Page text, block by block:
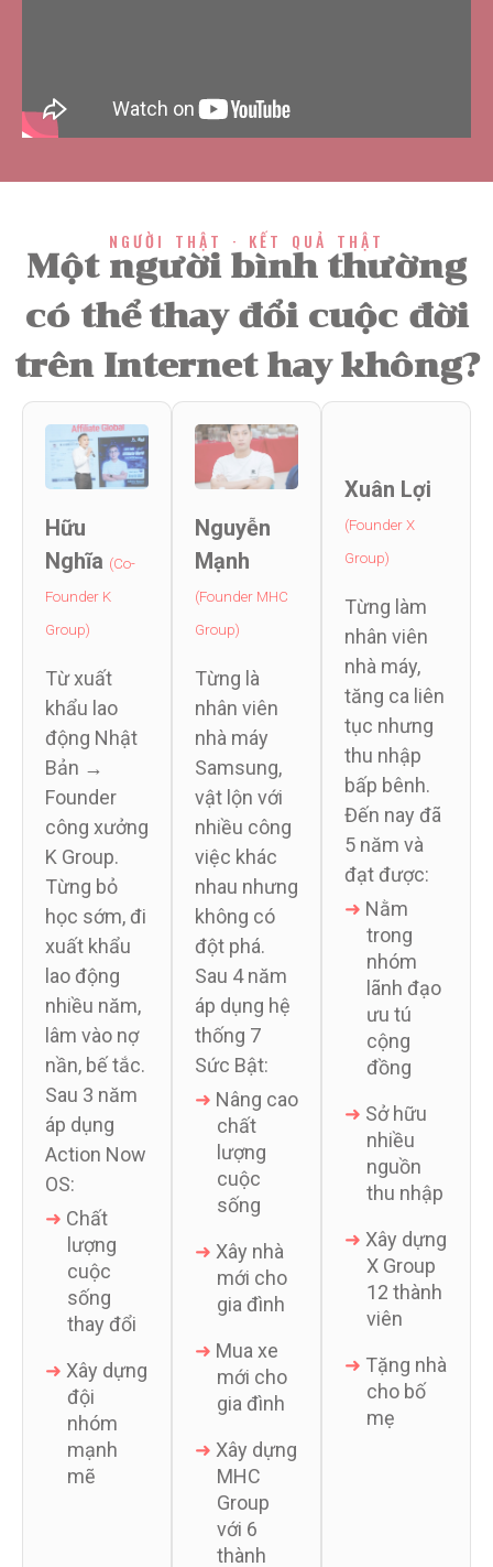
NGƯỜI THẬT · KẾT QUẢ THẬT
Một người bình thường
có thể thay đổi cuộc đời
trên Internet hay không?
Hữu
Nghĩa (Co-
Founder K
Group)
Từ xuất
khẩu lao
động Nhật
Bản →
Founder
công xưởng
K Group.
Từng bỏ
học sớm, đi
xuất khẩu
lao động
nhiều năm,
lâm vào nợ
nần, bế tắc.
Sau 3 năm
áp dụng
Action Now
OS:
➜ Chất
lượng
cuộc
sống
thay đổi
➜ Xây dựng
đội
nhóm
mạnh
mẽ
Nguyễn
Mạnh
(Founder MHC
Group)
Từng là
nhân viên
nhà máy
Samsung,
vật lộn với
nhiều công
việc khác
nhau nhưng
không có
đột phá.
Sau 4 năm
áp dụng hệ
thống 7
Sức Bật:
➜ Nâng cao
chất
lượng
cuộc
sống
➜ Xây nhà
mới cho
gia đình
➜ Mua xe
mới cho
gia đình
➜ Xây dựng
MHC
Group
với 6
thành
Xuân Lợi
(Founder X
Group)
Từng làm
nhân viên
nhà máy,
tăng ca liên
tục nhưng
thu nhập
bấp bênh.
Đến nay đã
5 năm và
đạt được:
Nằm
trong
nhóm
lãnh đạo
ưu tú
cộng
đồng
Sở hữu
nhiều
nguồn
thu nhập
Xây dựng
X Group
12 thành
viên
Tặng nhà
cho bố